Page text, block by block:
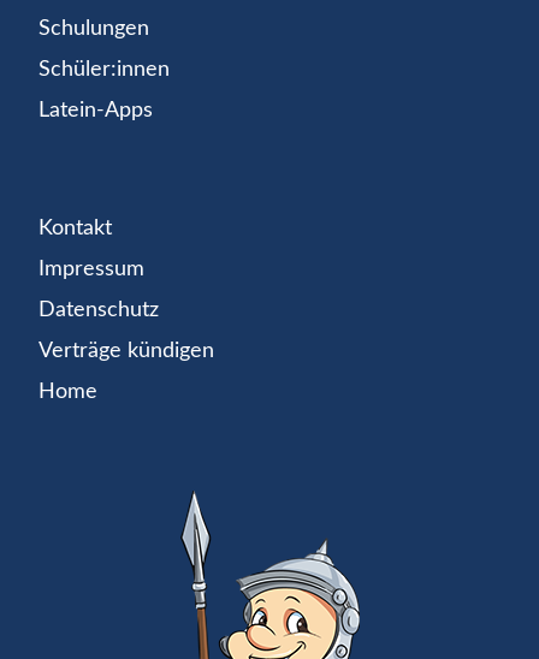
Schulungen
Schüler:innen
Latein-Apps
Kontakt
Impressum
Datenschutz
Verträge kündigen
Home